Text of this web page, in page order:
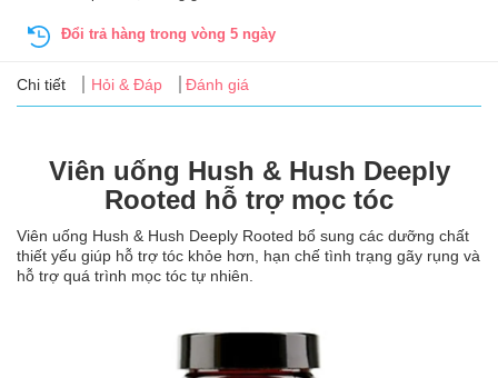
Tin
Đổi trả hàng trong vòng 5 ngày
Chi tiết Hỏi & Đáp Đánh giá
Viên uống Hush & Hush Deeply
Rooted hỗ trợ mọc tóc
Viên uống Hush & Hush Deeply Rooted bổ sung các dưỡng chất
thiết yếu giúp hỗ trợ tóc khỏe hơn, hạn chế tình trạng gãy rụng và
hỗ trợ quá trình mọc tóc tự nhiên.